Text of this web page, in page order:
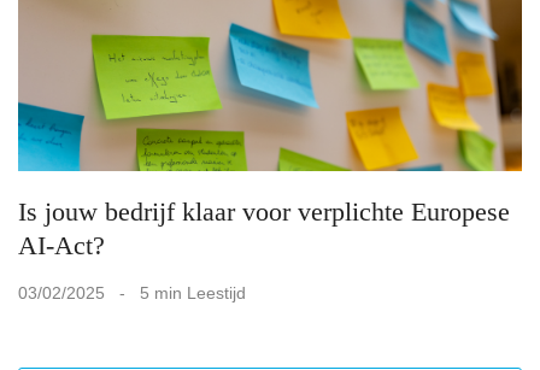
Is jouw bedrijf klaar voor verplichte Europese
AI-Act?
03/02/2025 - 5 min Leestijd